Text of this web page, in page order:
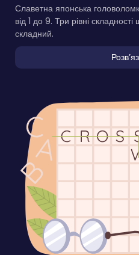
Славетна японська
від 1 до 9. Три рівні
складний.